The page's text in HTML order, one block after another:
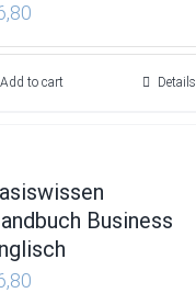
Add to cart Details
Business